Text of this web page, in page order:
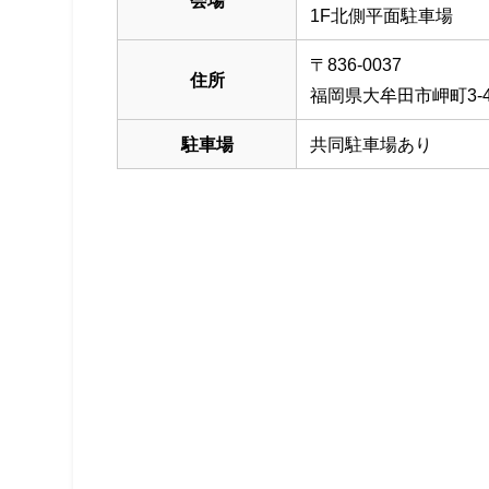
1F北側平面駐車場
住所
〒836-0037
福岡県大牟田市岬町3-
駐車場 共同駐車場あり